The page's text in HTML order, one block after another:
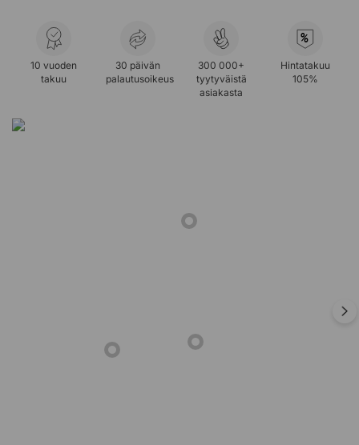
10 vuoden
takuu
30 päivän
palautusoikeus
300 000+
tyytyväistä
asiakasta
%
Hintatakuu
105%